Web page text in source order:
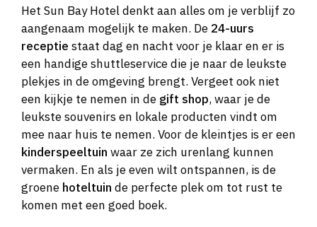
Het Sun Bay Hotel denkt aan alles om je verblijf zo
aangenaam mogelijk te maken. De 24-uurs
receptie staat dag en nacht voor je klaar en er is
een handige shuttleservice die je naar de leukste
plekjes in de omgeving brengt. Vergeet ook niet
een kijkje te nemen in de gift shop, waar je de
leukste souvenirs en lokale producten vindt om
mee naar huis te nemen. Voor de kleintjes is er een
kinderspeeltuin waar ze zich urenlang kunnen
vermaken. En als je even wilt ontspannen, is de
groene hoteltuin de perfecte plek om tot rust te
komen met een goed boek.